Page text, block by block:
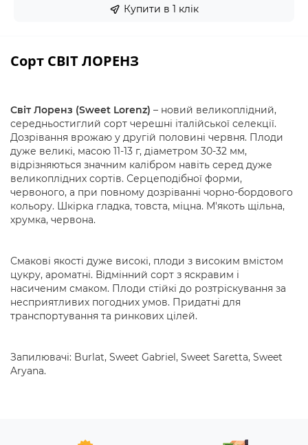
Купити в 1 клiк
Сорт СВІТ ЛОРЕНЗ
Світ Лоренз (Sweet Lorenz) – новий великоплідний,
середньостиглий сорт черешні італійської селекції.
Дозрівання врожаю у другій половині червня. Плоди
дуже великі, масою 11-13 г, діаметром 30-32 мм,
відрізняються значним калібром навіть серед дуже
великоплідних сортів. Серцеподібної форми,
червоного, а при повному дозріванні чорно-бордового
кольору. Шкірка гладка, товста, міцна. М'якоть щільна,
хрумка, червона.
Смакові якості дуже високі, плоди з високим вмістом
цукру, ароматні. Відмінний сорт з яскравим і
насиченим смаком. Плоди стійкі до розтріскування за
несприятливих погодних умов. Придатні для
транспортування та ринкових цілей.
Запилювачі: Burlat, Sweet Gabriel, Sweet Saretta, Sweet
Aryana.